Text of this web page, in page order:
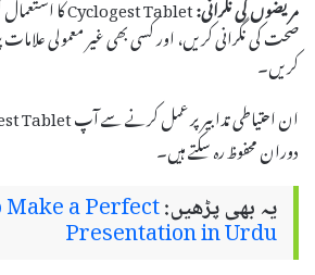
صحت کی نگرانی کریں، اور کسی بھی غیر معمولی علامات
کریں۔
دوران محفوظ رہ سکتے ہیں۔
یہ بھی پڑھیں:a Perfect
Presentation in Urdu